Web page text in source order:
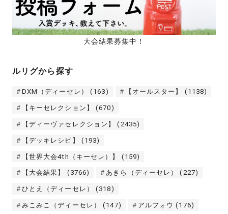
大会結果募集中！
ルリグから探す
DXM（ディーセレ） (163) 【オールスター】 (1138)
【キーセレクション】 (670)
【ディーヴァセレクション】 (2435)
【デッキレシピ】 (193)
【世界大会4th（キーセレ）】 (159)
【大会結果】 (3766) あきら（ディーセレ） (227)
ひとえ（ディーセレ） (318)
みこみこ（ディーセレ） (147) アルフォウ (176)